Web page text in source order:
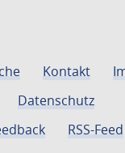
Kontakt
Datenschutz
RSS-Feed